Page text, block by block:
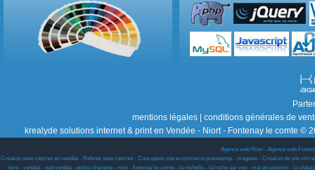
mentions légales
conditions générales de
krealyde solutions internet & print en Vendée - Niort - Fontenay le comte ©
Agence web Niort - Agence web
Création sites internet en vendée - Refonte sites internet - Conception site ecommerce prestashop - magento - Création de site
loire - vendée - sud vendée - poitou charente - niort - fontenay le comte - la rochelle - la roche sur yon - marais poitevin - la